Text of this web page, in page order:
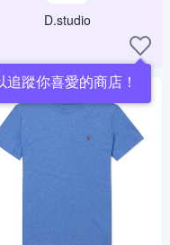
D.studio
追蹤你喜愛的商店！